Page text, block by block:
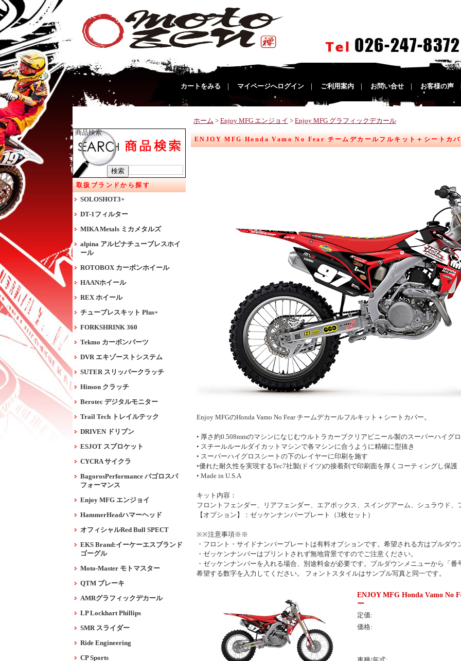
カートをみる マイページへログイン ご利用案内 お問い合せ お客様の声
商品検索
取扱ブランドから探す
SOLOSHOT3+
DT-1フィルター
MIKA Metals ミカメタルズ
alpina アルピナチューブレスホイ
ール
ROTOBOX カーボンホイール
HAANホイール
REX ホイール
チューブレスキット Plus+
FORKSHRINK 360
Tekmo カーボンパーツ
DVR エキゾーストシステム
SUTER スリッパークラッチ
Hinson クラッチ
Berotec デジタルモニター
Trail Tech トレイルテック
DRIVEN ドリブン
ESJOT スプロケット
CYCRA サイクラ
BagorosPerformance バゴロスパ
フォーマンス
Enjoy MFG エンジョイ
HammerHeadハマーヘッド
オフィシャルRed Bull SPECT
EKS Brand:イーケーエスブランド
ゴーグル
Moto-Master モトマスター
QTM ブレーキ
AMRグラフィックデカール
LP Lockhart Phillips
SMR スライダー
Ride Engineering
CP Sports
ホーム > Enjoy MFG エンジョイ > Enjoy MFG グラフィックデカール
ENJOY MFG Honda Vamo No Fear チームデカールフルキット＋シートカバ
Enjoy MFGのHonda Vamo No Fear チームデカールフルキット＋シートカバー。
• 厚さ約0.508mmのマシンになじむウルトラカーブクリアビニール製のスーパーハイグ
• スチールルールダイカットマシンで各マシンに合うように精確に型抜き
• スーパーハイグロスシートの下のレイヤーに印刷を施す
•優れた耐久性を実現するTec7社製(ドイツ)の接着剤で印刷面を厚くコーティングし保護
• Made in U.S.A
キット内容：
フロントフェンダー、リアフェンダー、エアボックス、スイングアーム、シュラウド、
【オプション】：ゼッケンナンバープレート（3枚セット）
※※注意事項※※
・フロント・サイドナンバープレートは有料オプションです。希望される方はプルダウ
・ゼッケンナンバーはプリントされず無地背景ですのでご注意ください。
・ゼッケンナンバーを入れる場合、別途料金が必要です。プルダウンメニューから「
希望する数字を入力してください。 フォントスタイルはサンプル写真と同一です。
ENJOY MFG Honda Vamo No
ー
定価:
価格: